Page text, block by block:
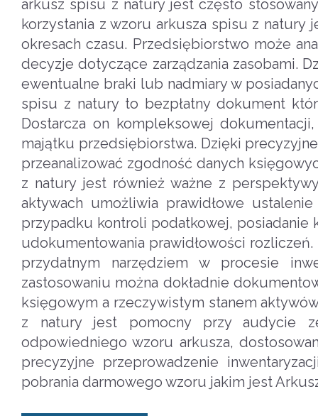
arkusz spisu z natury jest często
korzystania z wzoru arkusza spisu z natury
okresach czasu. Przedsiębiorstwo może
decyzje dotyczące zarządzania zasobami.
ewentualne braki lub nadmiary w
spisu z natury to bezpłatny dokument
Dostarcza on kompleksowej
majątku przedsiębiorstwa. Dzięki
przeanalizować zgodność danych
z natury jest również ważne z
aktywach umożliwia prawidłowe
przypadku kontroli podatkowej,
udokumentowania prawidłowości
przydatnym narzędziem w procesie
zastosowaniu można dokładnie
księgowym a rzeczywistym stanem
z natury jest pomocny przy audycie
odpowiedniego wzoru arkusza,
precyzyjne przeprowadzenie
pobrania darmowego wzoru jakim jest